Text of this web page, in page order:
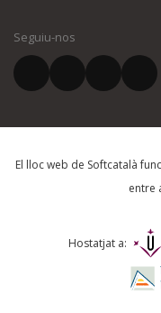
El vostre correu
Què proposeu?
Comentari *
Seguiu-nos
El lloc web de Softcatalà
entre
Hostatjat a: